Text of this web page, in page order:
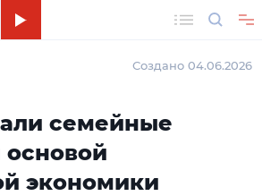
Создано 04.06.2026
семейные
экономики